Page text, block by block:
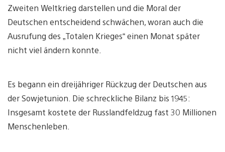
Zweiten Weltkrieg darstellen und die Moral der
Deutschen entscheidend schwächen, woran auch die
Ausrufung des „Totalen Krieges“ einen Monat später
nicht viel ändern konnte.
Es begann ein dreijähriger Rückzug der Deutschen aus
der Sowjetunion. Die schreckliche Bilanz bis 1945:
Insgesamt kostete der Russlandfeldzug fast 30 Millionen
Menschenleben.